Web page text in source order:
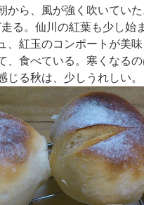
から、風が強く吹いてい
る。仙川の紅葉も少し始
、紅玉のコンポートが美
、食べている。寒くなる
じる秋は、少しうれしい。